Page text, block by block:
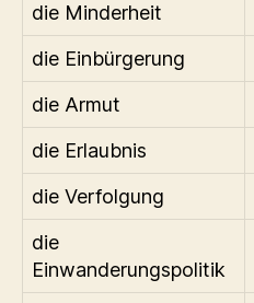
die Minderheit
die Einbürgerung
die Armut
die Erlaubnis
die Verfolgung
die
Einwanderungspolitik